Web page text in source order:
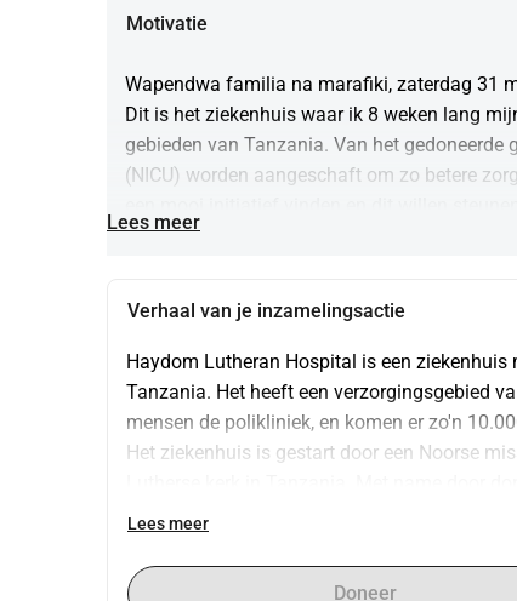
Motivatie
Wapendwa familia na marafiki, zaterdag 31
Dit is het ziekenhuis waar ik 8 weken lang
gebieden van Tanzania. Van het
(NICU) worden aangeschaft om zo betere
Lees meer
Verhaal van je inzamelingsactie
Haydom Lutheran Hospital is een ziekenhuis
Tanzania. Het heeft een verzorgingsgebied
mensen de polikliniek, en komen er zo'n
Het ziekenhuis is gestart door een Noorse
Tanzaniaanse begrippen hoge standaard
overheid draagt bij in de kosten van het
Lees meer
Doneer